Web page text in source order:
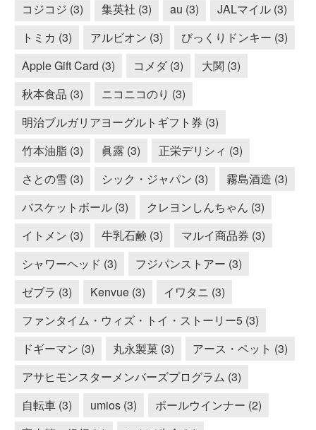
コジコジ (3)
集英社 (3) au (3)
JALマイル (3)
トミカ (3)
アルビオン (3)
びっくりドンキー (3)
Apple Gift Card (3)
コメダ (3)
大関 (3)
秋本食品 (3)
ニコニコのり (3)
明治ブルガリアヨーグルトギフト券 (3)
竹本油脂 (3)
眞露 (3)
正栄デリシィ (3)
さとの雪 (3)
シック・ジャパン (3)
霧島酒造 (3)
バスケットボール (3)
クレヨンしんちゃん (3)
イトメン (3)
牛乳石鹸 (3)
マルイ商品券 (3)
シャワーヘッド (3)
フジパンストアー (3)
ゼブラ (3)
Kenvue (3)
イワタニ (3)
ファンタイム・ウィズ・トイ・ストーリー5 (3)
ドギーマン (3)
丸永製菓 (3)
アース・ペット (3)
アサヒモンスターメンバーズプログラム (3)
自転車 (3)
umios (3)
ポールウインナー (2)